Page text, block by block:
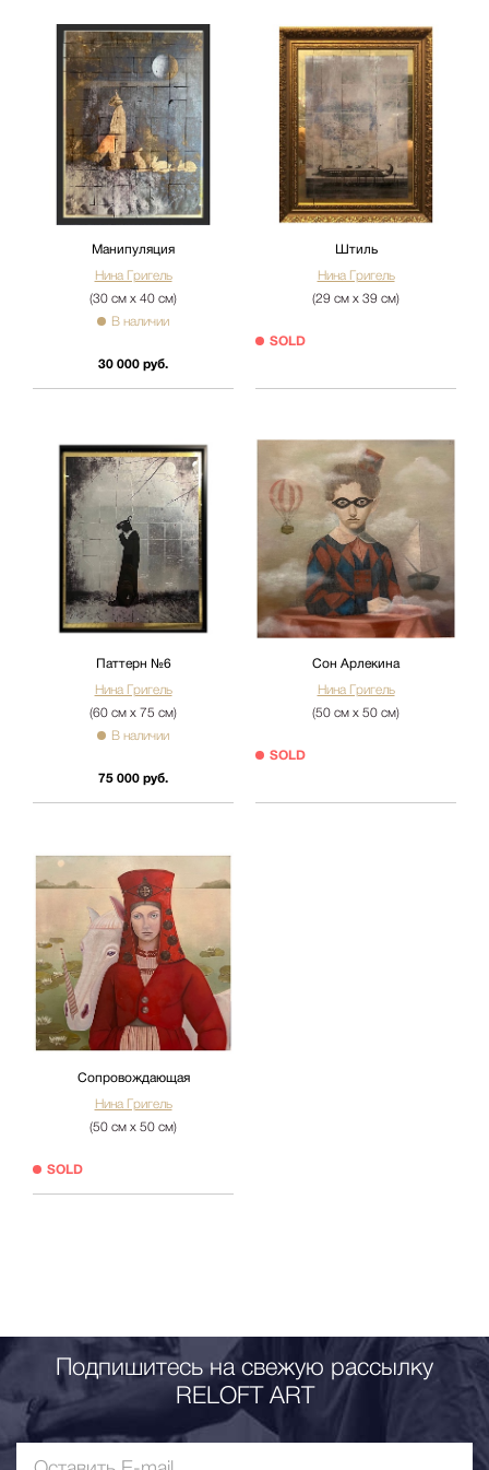
Манипуляция
Нина Григель
(30 см х 40 см)
В наличии
30 000 руб.
Штиль
Нина Григель
(29 см х 39 см)
SOLD
Паттерн №6
Нина Григель
(60 см х 75 см)
В наличии
75 000 руб.
Сон Арлекина
Нина Григель
(50 см х 50 см)
SOLD
Сопровождающая
Нина Григель
(50 см х 50 см)
SOLD
Подпишитесь на свежую рассылку
RELOFT ART